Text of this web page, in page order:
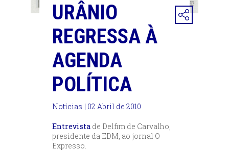
URÂNIO
REGRESSA À
AGENDA
POLÍTICA
Notícias | 02 Abril de 2010
Entrevista de Delfim de Carvalho,
presidente da EDM, ao jornal O
Expresso.